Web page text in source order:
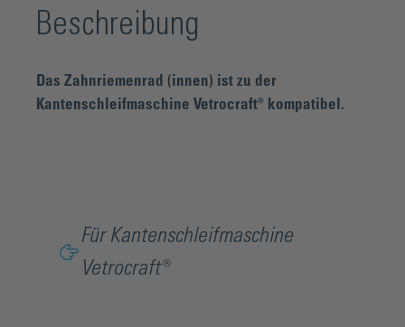
Beschreibung
Das Zahnriemenrad (innen) ist zu der
Kantenschleifmaschine Vetrocraft® kompatibel.
Für Kantenschleifmaschine
Vetrocraft®